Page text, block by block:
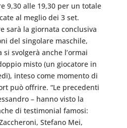
9,30 alle 19,30 per un totale
al meglio dei 3 set.
sarà la giornata conclusiva
del singolare maschile,
svolgerà anche l’ormai
misto (un giocatore in
inteso come momento di
può offrire. “Le precedenti
– hanno visto la
di testimonial famosi:
Stefano Mei,